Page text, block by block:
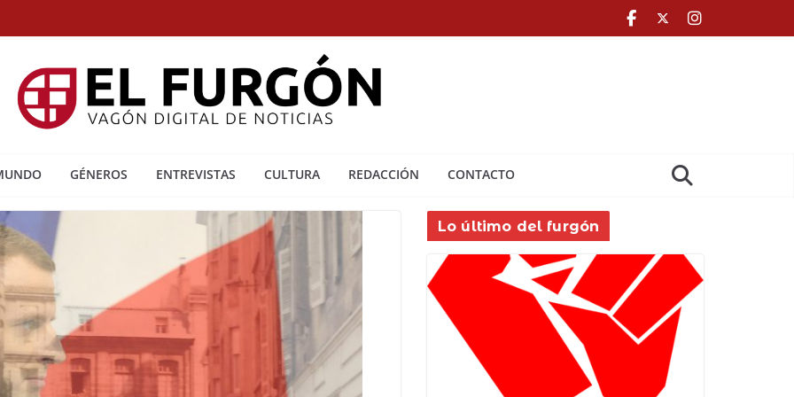
GÉNEROS ENTREVISTAS CULTURA REDACCIÓN CONTACTO
Lo último del furgón